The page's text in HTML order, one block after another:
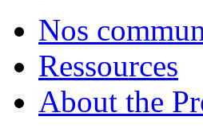
Nos
Ressources
About the